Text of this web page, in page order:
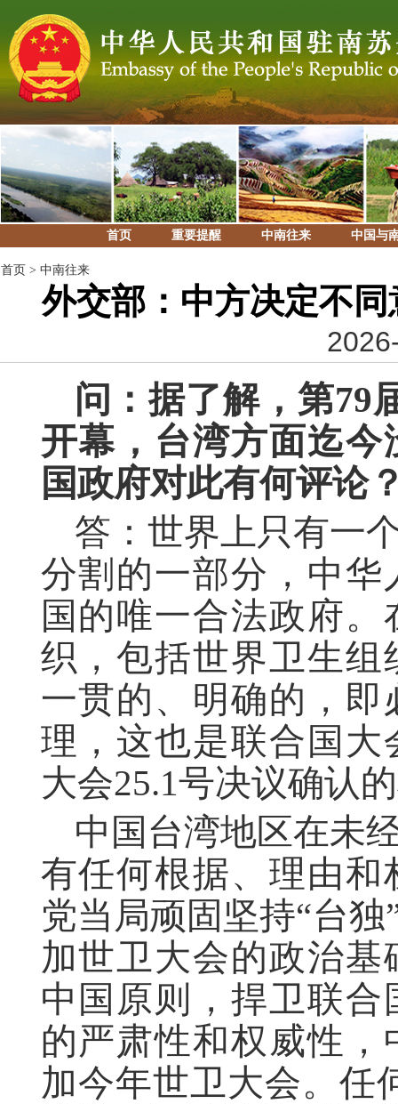
首页 重要提醒 中南往来 中国与
首页 > 中南往来
外交部：中方决定不
问：据了解，第79
开幕，台湾方面迄
国政府对此有何评论
答：世界上只有一
分割的一部分，中
国的唯一合法政府
织，包括世界卫生
一贯的、明确的，
理，这也是联合国大
大会25.1号决议确认
中国台湾地区在未
有任何根据、理由
党当局顽固坚持“台
加世卫大会的政治
中国原则，捍卫联
的严肃性和权威性
加今年世卫大会。任